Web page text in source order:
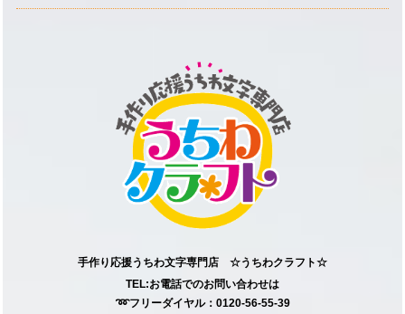
手作り応援うちわ文字専門店 ☆うちわクラフト☆
TEL:お電話でのお問い合わせは
➿フリーダイヤル：0120-56-55-39